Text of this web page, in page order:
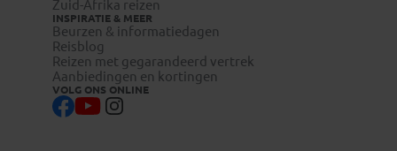
Zuid-Afrika reizen
INSPIRATIE & MEER
Beurzen & informatiedagen
Reisblog
Reizen met gegarandeerd vertrek
Aanbiedingen en kortingen
VOLG ONS ONLINE